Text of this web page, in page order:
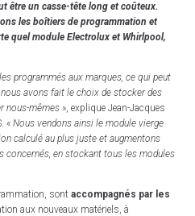
être un casse-tête long et coûteux.
les boîtiers de programmation et
quel module Electrolux et Whirlpool,
programmés aux marques, ce qui peut
avons fait le choix de stocker des
nous-mêmes », explique Jean-Jacques
« Nous vendons ainsi le module vierge
calculé au plus juste et augmentons
concernés, en stockant tous les modules
sont accompagnés par les
aux nouveaux matériels, à